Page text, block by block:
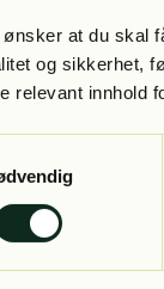
ønsker at du skal
og sikkerhet,
relevant innhold
Application